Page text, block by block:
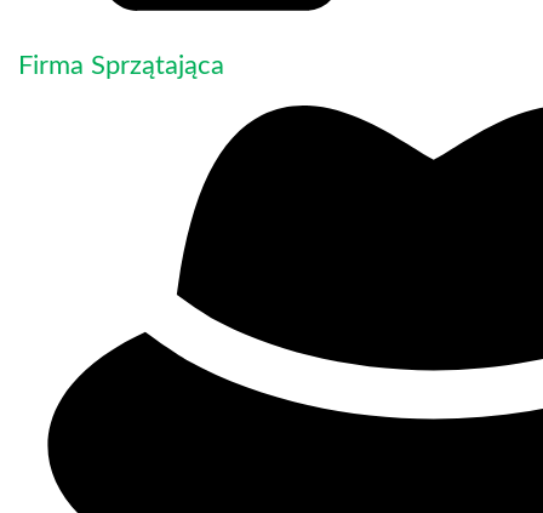
Firma Sprzątająca